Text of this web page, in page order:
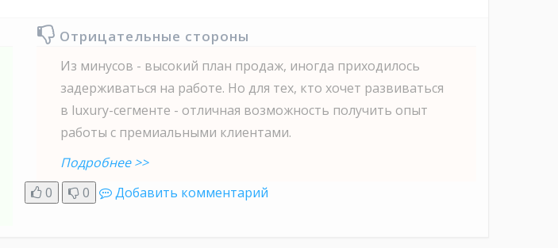
Отрицательные стороны
Из минусов - высокий план продаж, иногда приходилось
задерживаться на работе. Но для тех, кто хочет развиваться
в luxury-сегменте - отличная возможность получить опыт
работы с премиальными клиентами.
Подробнее >>
0
0 Добавить комментарий